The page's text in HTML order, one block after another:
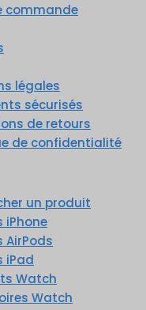
commande
légales
sécurisés
de retours
de confidentialité
un produit
iPhone
AirPods
iPad
Watch
Watch